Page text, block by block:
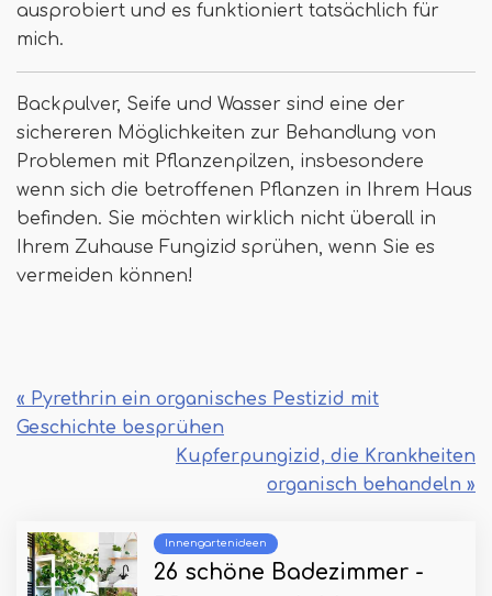
ausprobiert und es funktioniert tatsächlich für
mich.
Backpulver, Seife und Wasser sind eine der
sichereren Möglichkeiten zur Behandlung von
Problemen mit Pflanzenpilzen, insbesondere
wenn sich die betroffenen Pflanzen in Ihrem Haus
befinden. Sie möchten wirklich nicht überall in
Ihrem Zuhause Fungizid sprühen, wenn Sie es
vermeiden können!
« Pyrethrin ein organisches Pestizid mit
Geschichte besprühen
Kupferpungizid, die Krankheiten
organisch behandeln »
Innengartenideen
26 schöne Badezimmer -